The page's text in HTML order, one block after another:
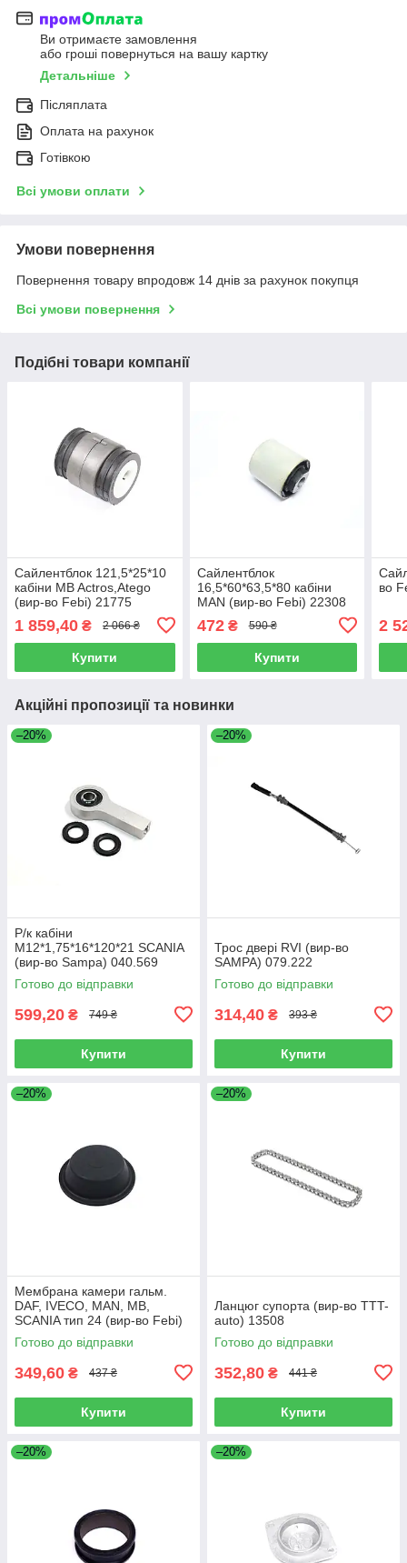
Ви отримаєте замовлення
або гроші повернуться на вашу картку
Детальніше
Післяплата
Оплата на рахунок
Готівкою
Всі умови оплати
Умови повернення
Повернення товару впродовж 14 днів за рахунок покупця
Всі умови повернення
Подібні товари компанії
Сайлентблок 121,5*25*10
кабіни MB Actros,Atego
(вир-во Febi) 21775
1 859,40 ₴ 2 066 ₴
Купити
Сайлентблок
16,5*60*63,5*80 кабіни
MAN (вир-во Febi) 22308
472₴ 590 ₴
Купити
во
2
Акційні пропозиції та новинки
–20%
Р/к кабіни
M12*1,75*16*120*21 SCANIA
(вир-во Sampa) 040.569
Готово до відправки
599,20 ₴ 749 ₴
Купити
–20%
Трос двері RVI (вир-во
SAMPA) 079.222
Готово до відправки
314,40 ₴ 393 ₴
Купити
–20%
Мембрана камери гальм.
DAF, IVECO, MAN, MB,
SCANIA тип 24 (вир-во Febi)
07103
Готово до відправки
349,60 ₴ 437 ₴
Купити
–20%
Ланцюг супорта (вир-во TTT-
auto) 13508
Готово до відправки
352,80 ₴ 441 ₴
Купити
–20% –20%